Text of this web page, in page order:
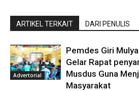
ARTIKEL TERKAIT DARI PENULIS
Advertorial
Pemdes Giri
Gelar Rapat
Musdus Guna
Masyarakat